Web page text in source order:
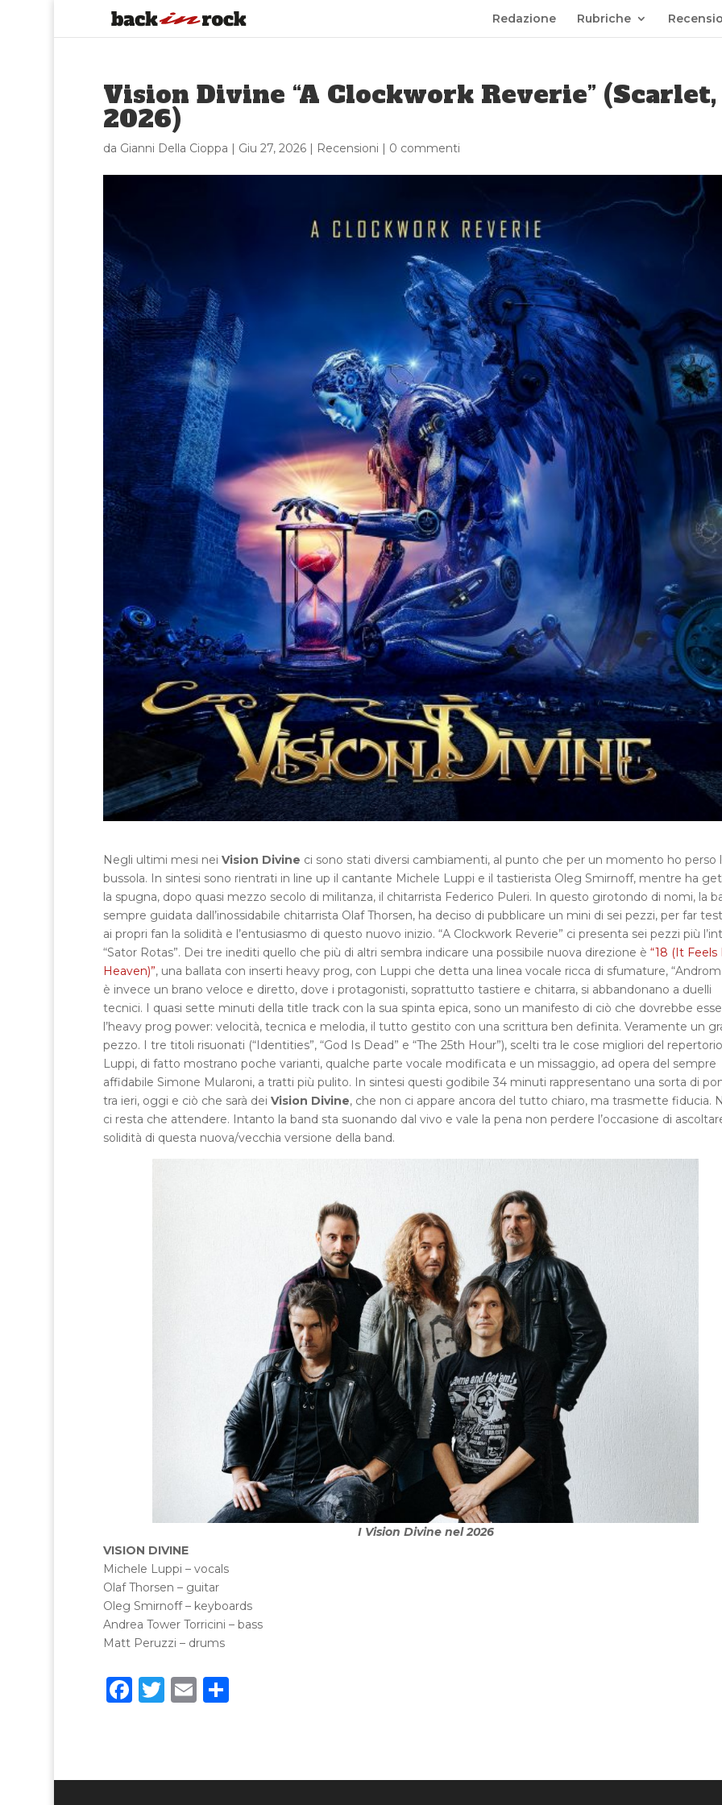
Redazione Rubriche
Vision Divine “A Clockwork Reverie” (Scarlet,
2026)
da Gianni Della Cioppa | Giu 27, 2026| Recensioni | 0 commenti
Negli ultimi mesi nei Vision Divine ci sono stati diversi cambiamenti, al punto che per un momento ho perso
bussola. In sintesi sono rientrati in line up il cantante Michele Luppi e il tastierista Oleg Smirnoff, mentre ha
la spugna, dopo quasi mezzo secolo di militanza, il chitarrista Federico Puleri. In questo girotondo di nomi, la
sempre guidata dall’inossidabile chitarrista Olaf Thorsen, ha deciso di pubblicare un mini di sei pezzi, per far
ai propri fan la solidità e l’entusiasmo di questo nuovo inizio. “A Clockwork Reverie” ci presenta sei pezzi più
“Sator Rotas”. Dei tre inediti quello che più di altri sembra indicare una possibile nuova direzione è “18 (It Feels
Heaven)”, una ballata con inserti heavy prog, con Luppi che detta una linea vocale ricca di sfumature,
è invece un brano veloce e diretto, dove i protagonisti, soprattutto tastiere e chitarra, si abbandonano a duelli
tecnici. I quasi sette minuti della title track con la sua spinta epica, sono un manifesto di ciò che dovrebbe
l’heavy prog power: velocità, tecnica e melodia, il tutto gestito con una scrittura ben definita. Veramente un
pezzo. I tre titoli risuonati (“Identities”, “God Is Dead” e “The 25th Hour”), scelti tra le cose migliori del
Luppi, di fatto mostrano poche varianti, qualche parte vocale modificata e un missaggio, ad opera del sempre
affidabile Simone Mularoni, a tratti più pulito. In sintesi questi godibile 34 minuti rappresentano una sorta di
tra ieri, oggi e ciò che sarà dei Vision Divine, che non ci appare ancora del tutto chiaro, ma trasmette fiducia.
ci resta che attendere. Intanto la band sta suonando dal vivo e vale la pena non perdere l’occasione di
solidità di questa nuova/vecchia versione della band.
I Vision Divine nel 2026
VISION DIVINE
Michele Luppi – vocals
Olaf Thorsen – guitar
Oleg Smirnoff – keyboards
Andrea Tower Torricini – bass
Matt Peruzzi – drums
F T E C